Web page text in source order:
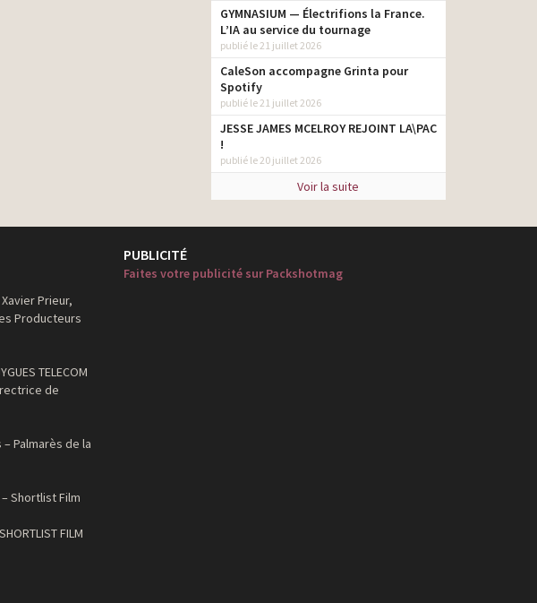
GYMNASIUM — Électrifions la France.
L’IA au service du tournage
publié le 21 juillet 2026
CaleSon accompagne Grinta pour
Spotify
publié le 21 juillet 2026
JESSE JAMES MCELROY REJOINT LA\PAC
!
publié le 20 juillet 2026
Voir la suite
Prieur,
Producteurs
TELECOM
de
– Palmarès de la
– Shortlist Film
FILM
PUBLICITÉ
Faites votre publicité sur Packshotmag